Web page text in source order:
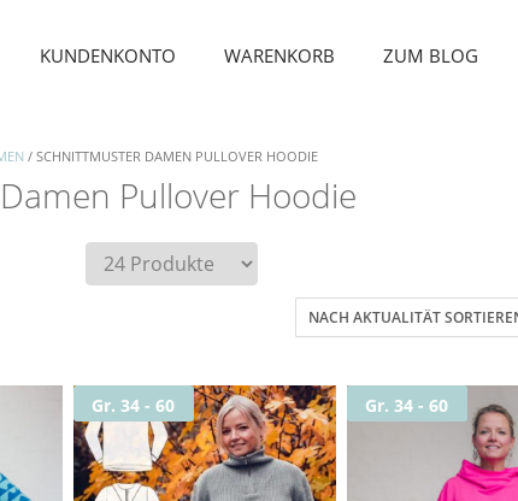
KUNDENKONTO WARENKORB ZUM BLOG
/ SCHNITTMUSTER DAMEN PULLOVER HOODIE
Pullover Hoodie
Gr. 34 - 60 Gr. 34 - 60